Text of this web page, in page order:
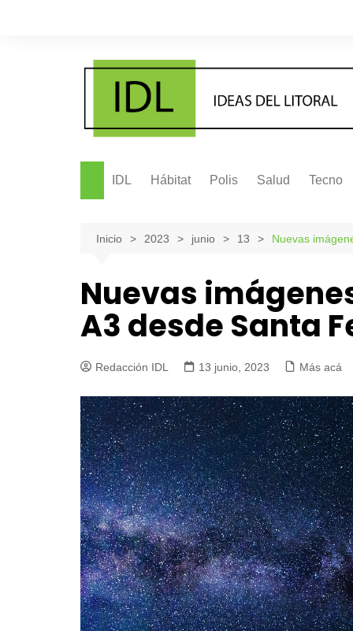
IDL Hábitat Polis Salud Tecno
Inicio 2023 junio 13 Nuevas
Nuevas
A3 desde Santa
Redacción IDL 13 junio, 2023 Más acá